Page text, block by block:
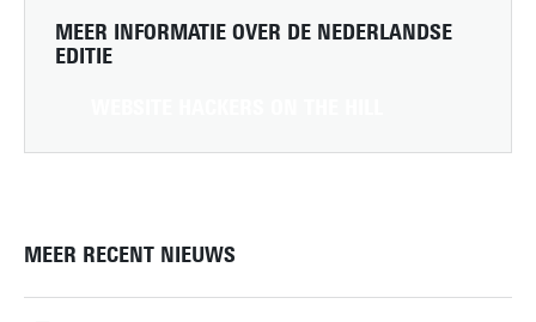
MEER INFORMATIE OVER DE NEDERLANDSE
EDITIE
MEER RECENT NIEUWS